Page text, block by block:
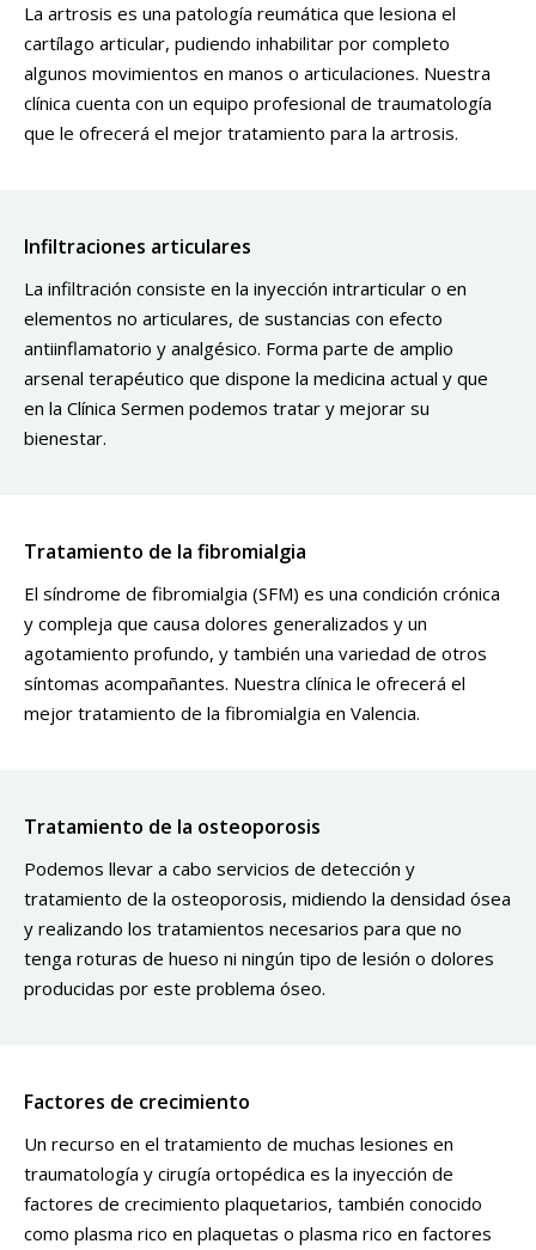
La artrosis es una patología reumática que lesiona el
cartílago articular, pudiendo inhabilitar por completo
algunos movimientos en manos o articulaciones. Nuestra
clínica cuenta con un equipo profesional de traumatología
que le ofrecerá el mejor tratamiento para la artrosis.
Infiltraciones articulares
La infiltración consiste en la inyección intrarticular o en
elementos no articulares, de sustancias con efecto
antiinflamatorio y analgésico. Forma parte de amplio
arsenal terapéutico que dispone la medicina actual y que
en la Clínica Sermen podemos tratar y mejorar su
bienestar.
Tratamiento de la fibromialgia
El síndrome de fibromialgia (SFM) es una condición crónica
y compleja que causa dolores generalizados y un
agotamiento profundo, y también una variedad de otros
síntomas acompañantes. Nuestra clínica le ofrecerá el
mejor tratamiento de la fibromialgia en Valencia.
Tratamiento de la osteoporosis
Podemos llevar a cabo servicios de detección y
tratamiento de la osteoporosis, midiendo la densidad ósea
y realizando los tratamientos necesarios para que no
tenga roturas de hueso ni ningún tipo de lesión o dolores
producidas por este problema óseo.
Factores de crecimiento
Un recurso en el tratamiento de muchas lesiones en
traumatología y cirugía ortopédica es la inyección de
factores de crecimiento plaquetarios, también conocido
como plasma rico en plaquetas o plasma rico en factores